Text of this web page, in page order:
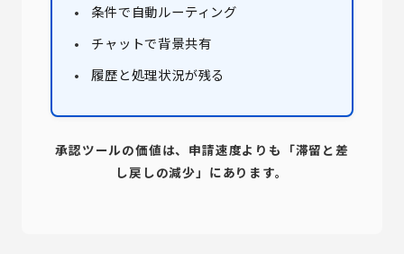
条件で自動ルーティング
チャットで背景共有
履歴と処理状況が残る
承認ツールの価値は、申請速度よりも「滞留と差
し戻しの減少」にあります。